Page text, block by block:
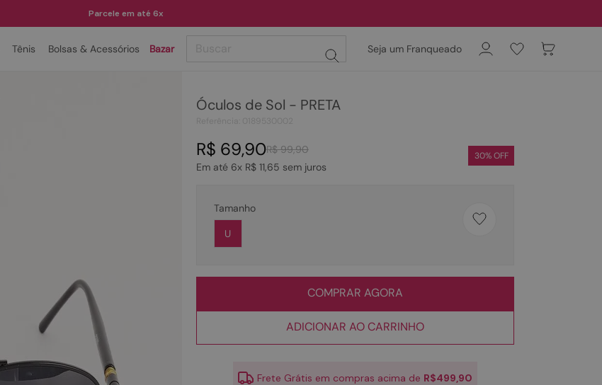
Parcele em até 6x
Tênis Bolsas & Acessórios Bazar Seja um Franqueado
Óculos de Sol - PRETA
R$ 99,90
R$ 69,90
Em até 6x R$ 11,65 sem juros
30% OFF
Tamanho
U
COMPRAR AGORA
ADICIONAR AO CARRINHO
Frete Grátis em compras acima de R$499,90
sapatilha